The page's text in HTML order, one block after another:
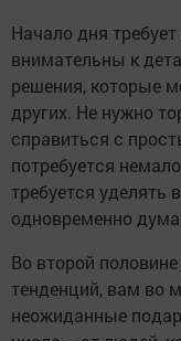
Начало дня
внимательны к
решения, которые
других. Не нужно
справиться с
потребуется
требуется
одновременно
Во второй
тенденций, вам во
неожиданные